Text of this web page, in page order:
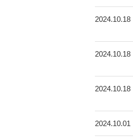
2024.10.18
2024.10.18
2024.10.18
2024.10.01